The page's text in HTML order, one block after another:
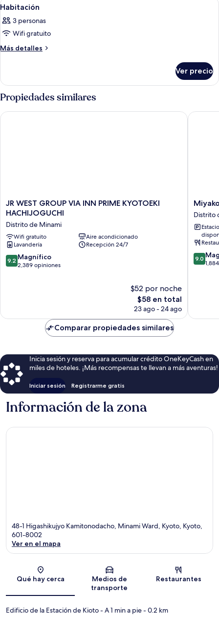
todas
las
fotos
de
9
Habitación
3 personas
Wifi gratuito
Más detalles
Más
Ver precio
Propiedades similares
JR
WEST
VIA
INN
PRIME
KYOTOEKI
HACHIJOGUCHI
JR WEST GROUP VIA INN PRIME KYOTOEKI
HACHIJOGUCHI
Distrito de Minami
Wifi gratuito
Aire acondicionado
Lavandería
Recepción 24/7
9.2
de
9.2 Magnífico
2,389 opiniones
$52 por noche
El
precio
es
$58 en total
23 ago - 24 ago
JR WEST GROUP VIA INN PRIME KYOTOEKI HACHIJOGUCHI
Miyako
Hotel
Kyoto
Hachijo
Distrito
de
Minami
Distrito
9.0
de
9.0
Miyako
Comparar propiedades similares
Inicia sesión y reserva para acumular crédito OneKeyCash en
miles de hoteles. ¡Más recompensas te llevan a más aventuras!
Iniciar sesión Registrarme gratis
Información de la zona
48-1 Higashikujyo Kamitonodacho, Minami Ward, Kyoto, Kyoto,
601-8002
Ver en el mapa
Qué hay cerca
Medios de
transporte
Restaurantes
Edificio de la Estación de Kioto- A 1 min a pie- 0.2 km